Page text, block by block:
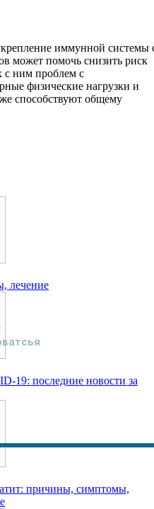
иммунной системы
может помочь снизить риск
с ним проблем с
физические нагрузки и
способствуют общему
лечение
19: последние новости за
причины, симптомы,